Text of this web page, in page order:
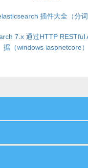
插件大全（分词
7.x 通过HTTP RESTful
据（windows iaspnetcore）